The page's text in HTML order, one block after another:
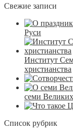
Свежие записи
Руси
Институт
христианства
семи
Список рубрик